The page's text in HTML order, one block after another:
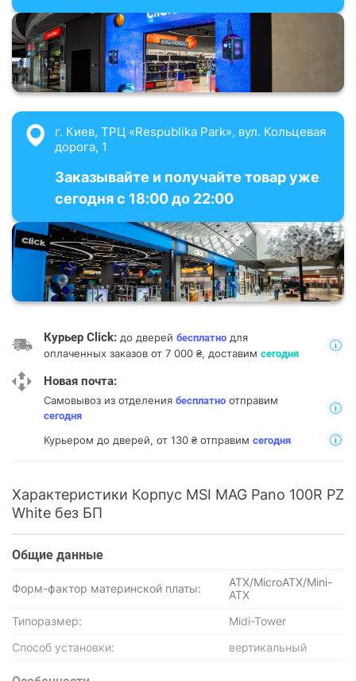
г. Киев, ТРЦ «Respublika Park», вул. Кольцевая
дорога, 1
Заказывайте и получайте товар уже
сегодня с 18:00 до 22:00
Курьер Click: до дверей бесплатно для
оплаченных заказов от 7 000 ₴, доставим сегодня
Новая почта:
Самовывоз из отделения бесплатно отправим
сегодня
Курьером до дверей, от 130 ₴ отправим сегодня
Характеристики Корпус MSI MAG Pano 100R PZ
White без БП
Общие данные
Форм-фактор материнской платы:
ATX/MicroATX/Mini-
ATX
Типоразмер:
Midi-Tower
Способ установки:
вертикальный